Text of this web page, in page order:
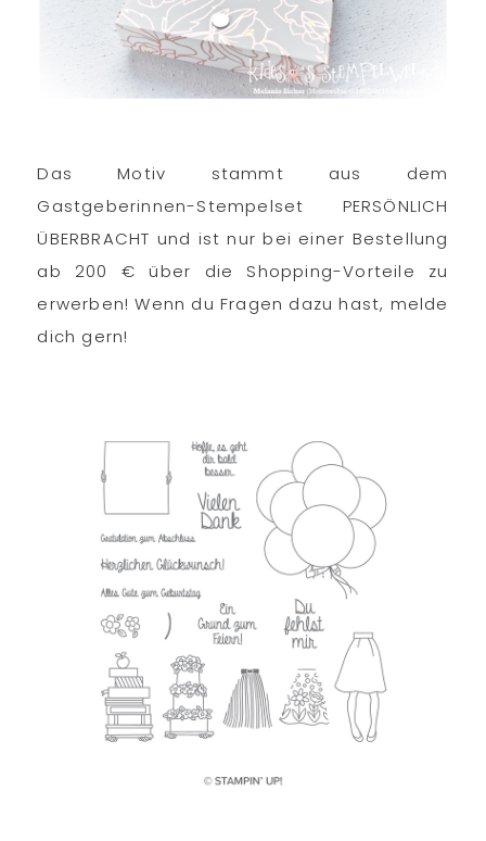
Das Motiv stammt aus dem
Gastgeberinnen-Stempelset PERSÖNLICH
ÜBERBRACHT und ist nur bei einer Bestellung
ab 200 € über die Shopping-Vorteile zu
erwerben! Wenn du Fragen dazu hast, melde
dich gern!